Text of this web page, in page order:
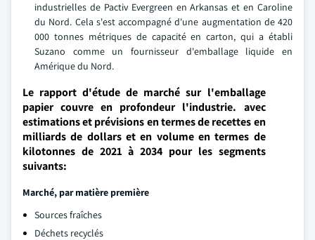
industrielles de Pactiv Evergreen en Arkansas et en Caroline
du Nord. Cela s'est accompagné d'une augmentation de 420
000 tonnes métriques de capacité en carton, qui a établi
Suzano comme un fournisseur d'emballage liquide en
Amérique du Nord.
Le rapport d'étude de marché sur l'emballage
papier couvre en profondeur l'industrie. avec
estimations et prévisions en termes de recettes en
milliards de dollars et en volume en termes de
kilotonnes de 2021 à 2034 pour les segments
suivants:
Marché, par matière première
Sources fraîches
Déchets recyclés